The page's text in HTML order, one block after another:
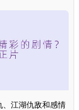
、江湖仇敌和感情